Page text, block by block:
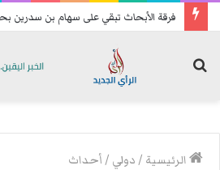
تحسبا للهجمات: فصائل عراقية تعيد رسم
الرئيسية /دولي /أحداث